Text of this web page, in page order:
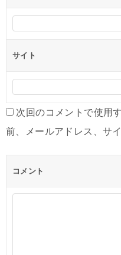
サイト
次回のコメントで使用
前、メールアドレス、サ
コメント